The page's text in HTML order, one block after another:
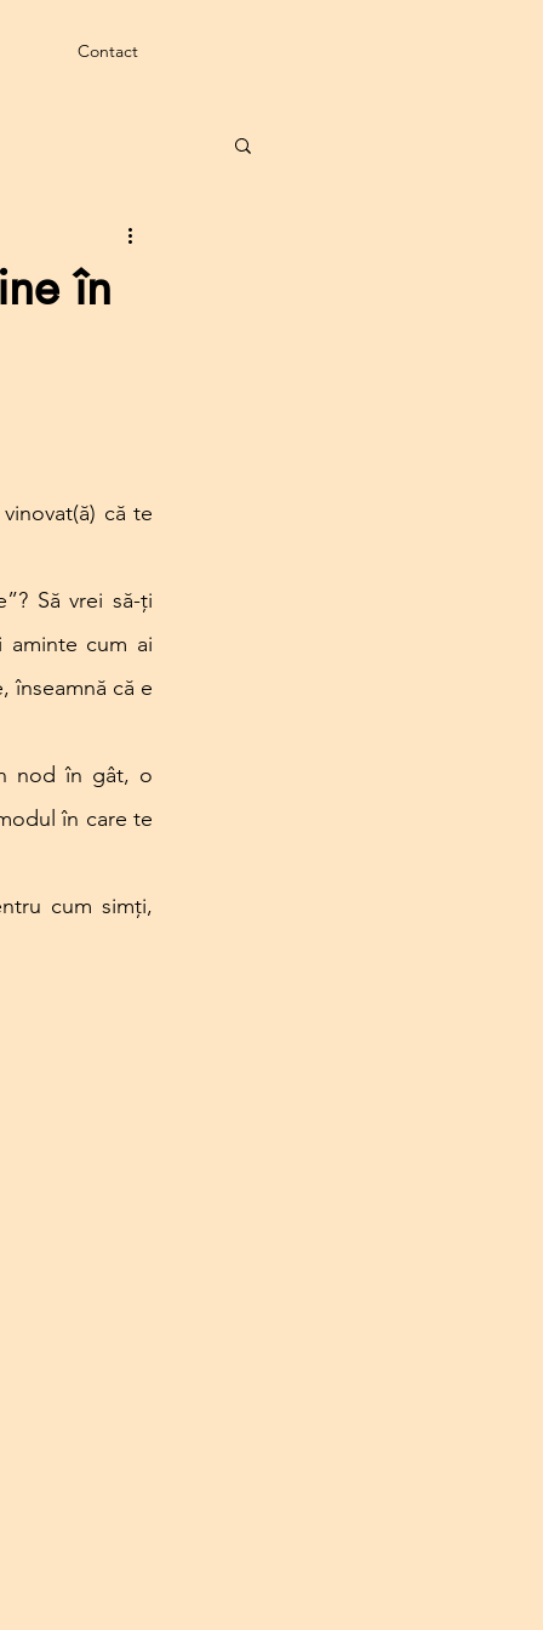
Contact
în
că te
Să vrei să-ți
aminte cum ai
înseamnă că e
nod în gât, o
în care te
cum simți,